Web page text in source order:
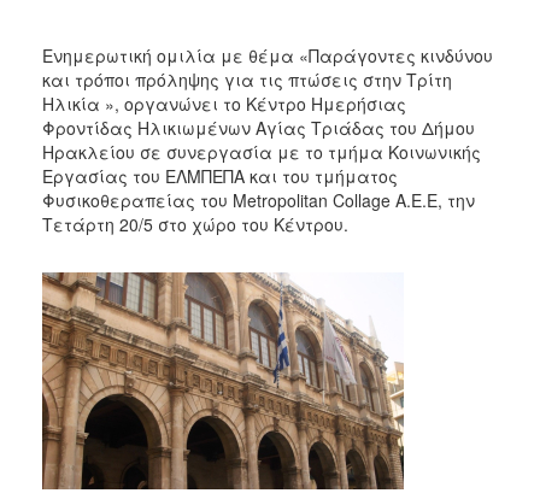
Ενημερωτική ομιλία με θέμα «Παράγοντες κινδύνου
και τρόποι πρόληψης για τις πτώσεις στην Τρίτη
Ηλικία », οργανώνει το Κέντρο Ημερήσιας
Φροντίδας Ηλικιωμένων Αγίας Τριάδας του Δήμου
Ηρακλείου σε συνεργασία με το τμήμα Κοινωνικής
Εργασίας του ΕΛΜΠΕΠΑ και του τμήματος
Φυσικοθεραπείας του Metropolitan Collage A.E.E, την
Τετάρτη 20/5 στο χώρο του Κέντρου.